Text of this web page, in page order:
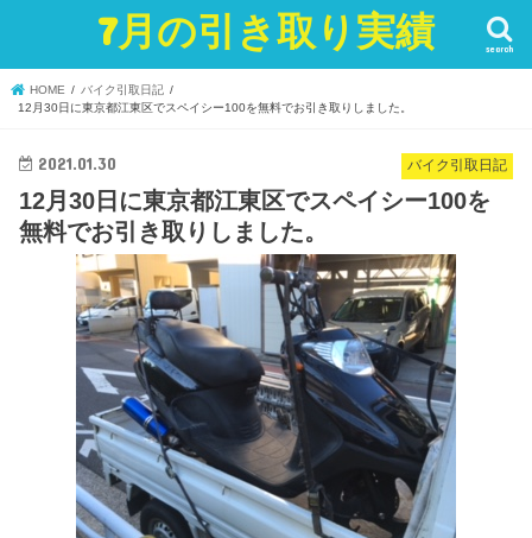
7月の引き取り実績 search
HOME
バイク引取日記
12月30日に東京都江東区でスペイシー100を無料でお引き取りしました。
バイク引取日記
2021.01.30
12月30日に東京都江東区でスペイシー100を
無料でお引き取りしました。